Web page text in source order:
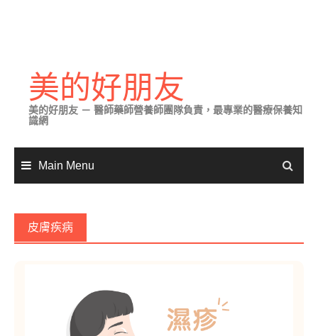
content美的好朋友
美的好朋友 － 醫師藥師營養師團隊負責，最專業的醫療保養知
識網
Main Menu
皮膚疾病